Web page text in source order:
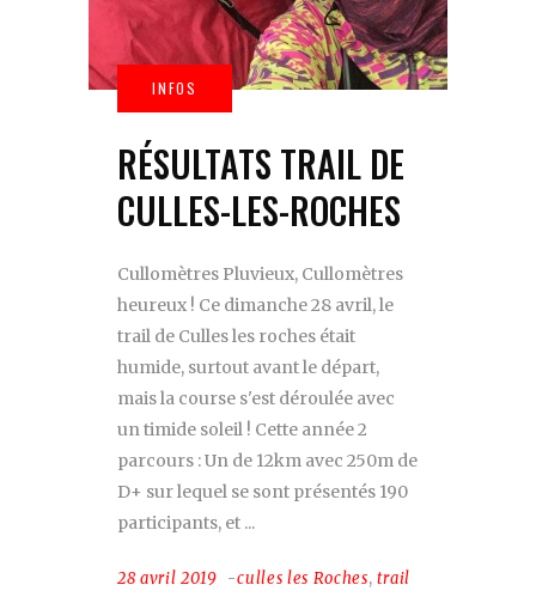
RÉSULTATS TRAIL DE
CULLES-LES-ROCHES
Cullomètres Pluvieux, Cullomètres
heureux ! Ce dimanche 28 avril, le
trail de Culles les roches était
humide, surtout avant le départ,
mais la course s'est déroulée avec
un timide soleil ! Cette année 2
parcours : Un de 12km avec 250m de
D+ sur lequel se sont présentés 190
participants, et
28 avril 2019 culles les Roches, trail